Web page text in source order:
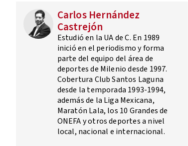
Carlos Hernández
Castrejón
Estudió en la UA de C. En 1989
inició en el periodismo y forma
parte del equipo del área de
deportes de Milenio desde 1997.
Cobertura Club Santos Laguna
desde la temporada 1993-1994,
además de la Liga Mexicana,
Maratón Lala, los 10 Grandes de
ONEFA y otros deportes a nivel
local, nacional e internacional.